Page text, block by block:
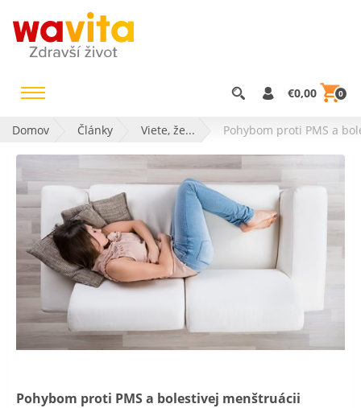
€0,00 0
Domov Články Viete, že... Pohybom proti PMS a
Pohybom proti PMS a bolestivej menštruácii